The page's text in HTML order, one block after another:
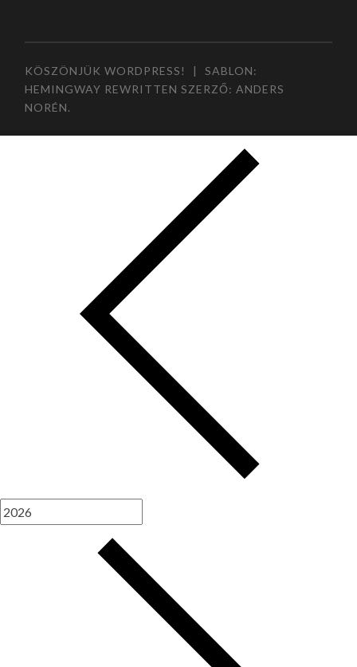
KÖSZÖNJÜK WORDPRESS! |
SABLON:
HEMINGWAY REWRITTEN SZERZŐ:ANDERS
NORÉN.